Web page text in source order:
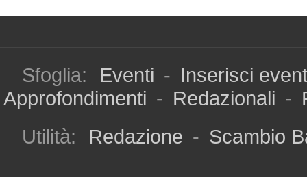
Sfoglia: Eventi - Inserisci
Approfondimenti - Redazionali -
Utilità:
Redazione - Scambio